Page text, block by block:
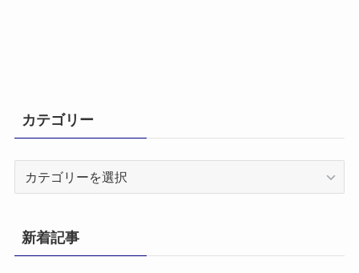
カテゴリー
リ
ー
新着記事